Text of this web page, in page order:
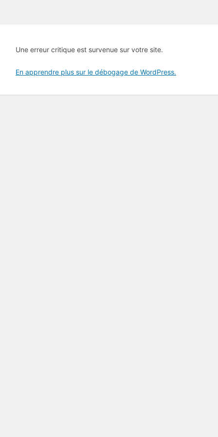
Une erreur critique est survenue sur votre site.
En apprendre plus sur le débogage de WordPress.